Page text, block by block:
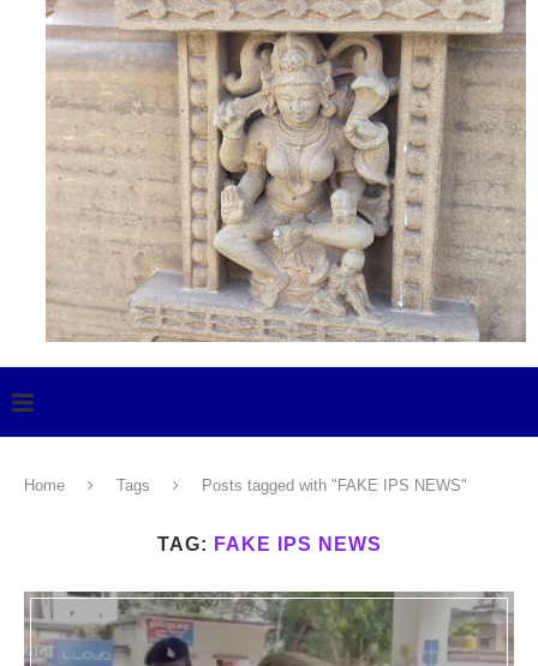
Home Tags Posts tagged with "FAKE IPS NEWS"
TAG: FAKE IPS NEWS